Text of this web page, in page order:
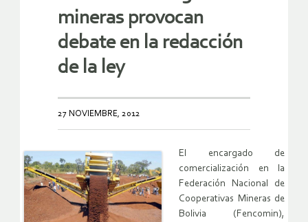
mineras provocan
debate en la redacción
de la ley
27 NOVIEMBRE, 2012
El encargado de
comercialización en la
Federación Nacional de
Cooperativas Mineras de
Bolivia (Fencomin),